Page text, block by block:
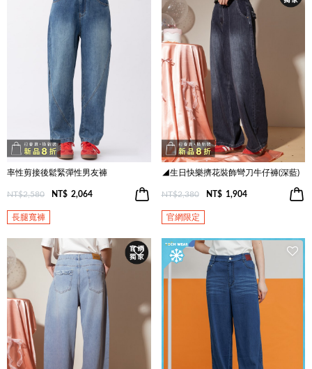
率性剪接後鬆緊彈性男友褲
NT$2,580 NT$ 2,064
長腿寬褲
◢生日快樂擠花裝飾彎刀牛仔褲(深藍)
NT$2,380 NT$ 1,904
官網限定